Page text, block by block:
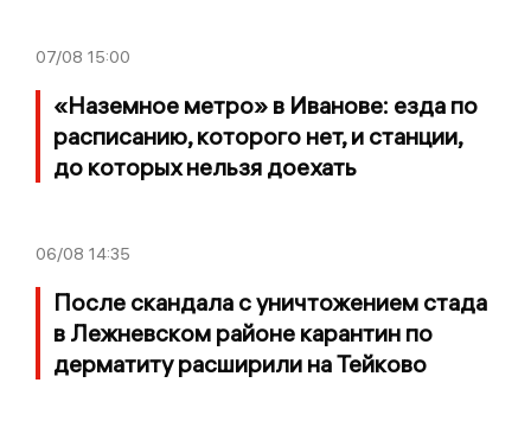
07/08 15:00
«Наземное метро» в Иванове: езда по
расписанию, которого нет, и станции,
до которых нельзя доехать
06/08 14:35
После скандала с уничтожением стада
в Лежневском районе карантин по
дерматиту расширили на Тейково